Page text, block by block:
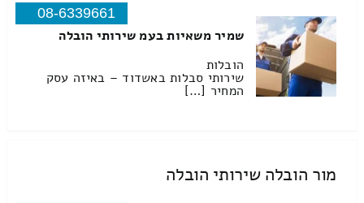
08-6339661
שמיר משאיות בעמ שירותי הובלה
הובלות
שירותי סבלות באשדוד – באיזה עסק
המחיר […]
מור הובלה שירותי הובלה